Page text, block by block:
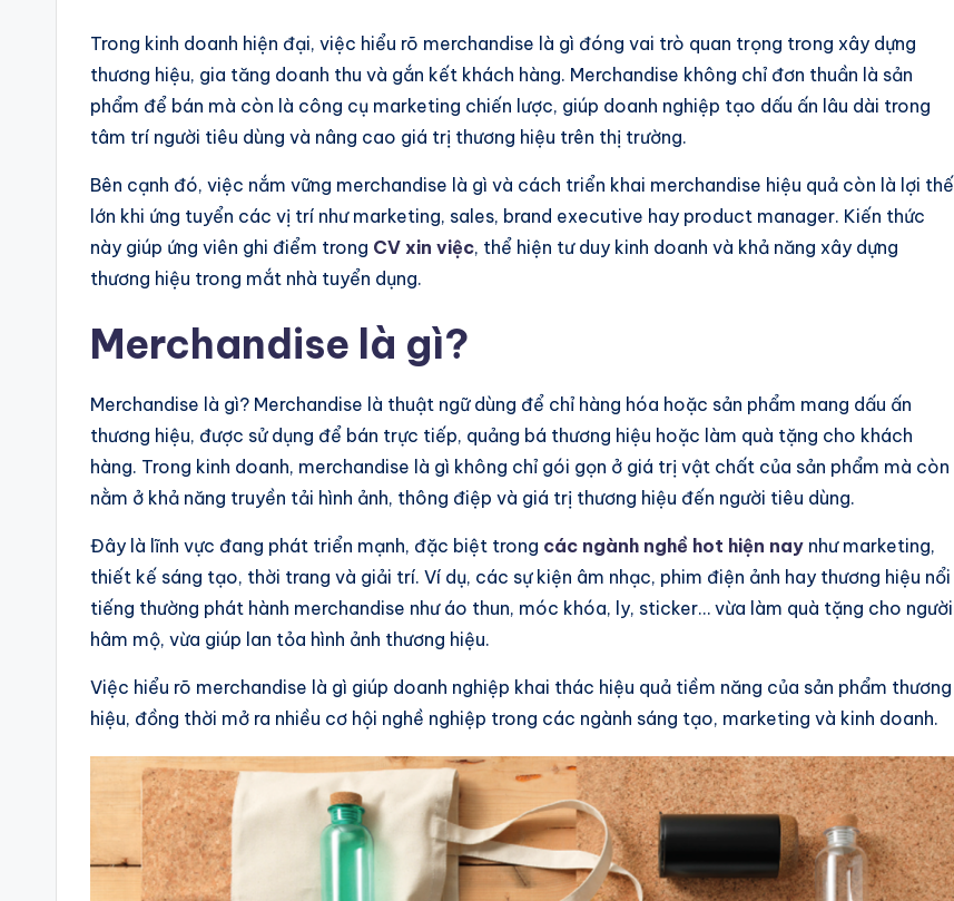
Trong kinh doanh hiện đại, việc hiểu rõ merchandise là gì đóng vai trò quan trọng trong xây dựng
thương hiệu, gia tăng doanh thu và gắn kết khách hàng. Merchandise không chỉ đơn thuần là sản
phẩm để bán mà còn là công cụ marketing chiến lược, giúp doanh nghiệp tạo dấu ấn lâu dài trong
tâm trí người tiêu dùng và nâng cao giá trị thương hiệu trên thị trường.
Bên cạnh đó, việc nắm vững merchandise là gì và cách triển khai merchandise hiệu quả còn là lợi thế
lớn khi ứng tuyển các vị trí như marketing, sales, brand executive hay product manager. Kiến thức
này giúp ứng viên ghi điểm trong CV xin việc, thể hiện tư duy kinh doanh và khả năng xây dựng
thương hiệu trong mắt nhà tuyển dụng.
Merchandise là gì?
Merchandise là gì? Merchandise là thuật ngữ dùng để chỉ hàng hóa hoặc sản phẩm mang dấu ấn
thương hiệu, được sử dụng để bán trực tiếp, quảng bá thương hiệu hoặc làm quà tặng cho khách
hàng. Trong kinh doanh, merchandise là gì không chỉ gói gọn ở giá trị vật chất của sản phẩm mà còn
nằm ở khả năng truyền tải hình ảnh, thông điệp và giá trị thương hiệu đến người tiêu dùng.
Đây là lĩnh vực đang phát triển mạnh, đặc biệt trong các ngành nghề hot hiện nay như marketing,
thiết kế sáng tạo, thời trang và giải trí. Ví dụ, các sự kiện âm nhạc, phim điện ảnh hay thương hiệu nổi
tiếng thường phát hành merchandise như áo thun, móc khóa, ly, sticker… vừa làm quà tặng cho người
hâm mộ, vừa giúp lan tỏa hình ảnh thương hiệu.
Việc hiểu rõ merchandise là gì giúp doanh nghiệp khai thác hiệu quả tiềm năng của sản phẩm thương
hiệu, đồng thời mở ra nhiều cơ hội nghề nghiệp trong các ngành sáng tạo, marketing và kinh doanh.